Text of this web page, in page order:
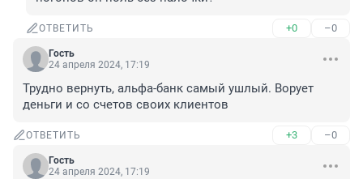
ОТВЕТИТЬ +0 –0
Гость
24 апреля 2024, 17:19
Трудно вернуть, альфа-банк самый ушлый. Ворует
деньги и со счетов своих клиентов
ОТВЕТИТЬ +3 –0
Гость
24 апреля 2024, 17:19